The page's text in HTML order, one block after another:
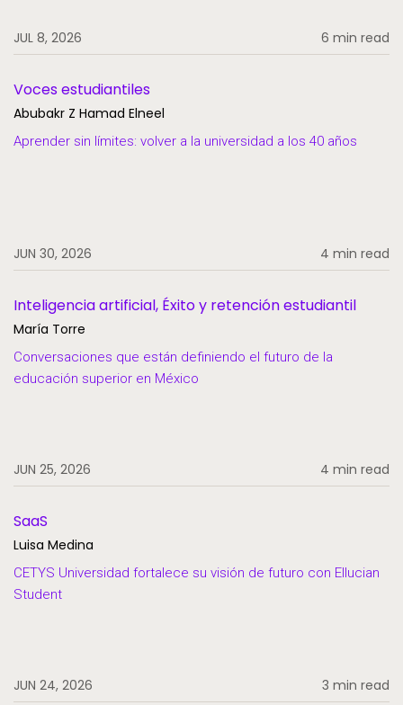
JUL 8, 2026 6 min read
Voces estudiantiles
Abubakr Z Hamad Elneel
Aprender sin límites: volver a la universidad a los 40 años
JUN 30, 2026 4 min read
Inteligencia artificial, Éxito y retención estudiantil
María Torre
Conversaciones que están definiendo el futuro de la
educación superior en México
JUN 25, 2026 4 min read
SaaS
Luisa Medina
CETYS Universidad fortalece su visión de futuro con Ellucian
Student
JUN 24, 2026 3 min read